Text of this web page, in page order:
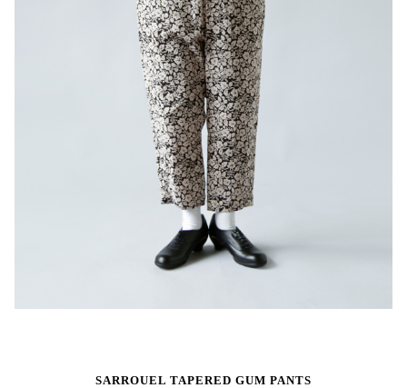
SARROUEL TAPERED GUM PANTS